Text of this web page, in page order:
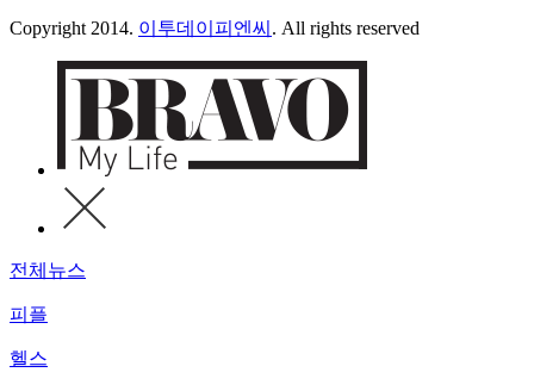
Copyright 2014. 이투데이피엔씨 . All rights reserved
전체뉴스
피플
헬스